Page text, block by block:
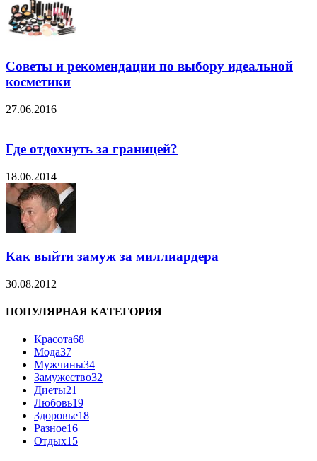
Советы и рекомендации по выбору идеальной
косметики
27.06.2016
Где отдохнуть за границей?
18.06.2014
Как выйти замуж за миллиардера
30.08.2012
ПОПУЛЯРНАЯ КАТЕГОРИЯ
Красота68
Мода37
Мужчины34
Замужество32
Диеты21
Любовь19
Здоровье18
Разное16
Отдых15